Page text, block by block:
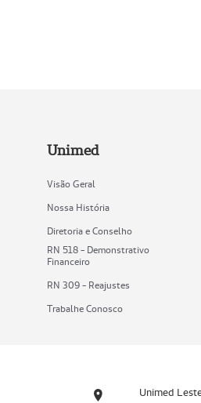
Unimed
Visão Geral
Nossa História
Diretoria e Conselho
RN 518 - Demonstrativo
Financeiro
RN 309 - Reajustes
Trabalhe Conosco
Unimed